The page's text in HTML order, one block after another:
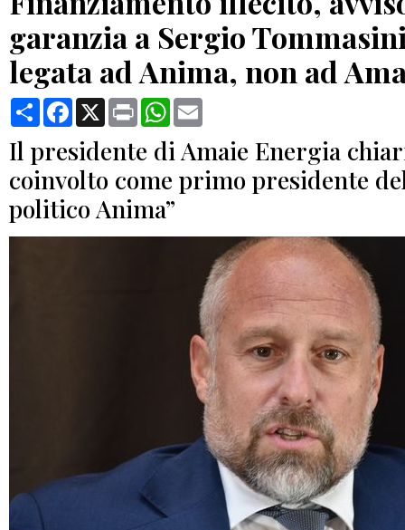
garanzia a Sergio
legata ad Anima, non ad
CondividiFacebook
X Print WhatsApp
Il presidente di Amaie Energia
coinvolto come primo presidente
politico Anima”